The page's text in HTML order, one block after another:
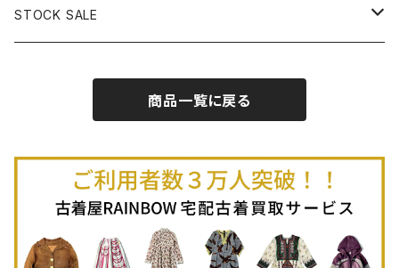
古着オーバーオール
古着半袖Ｔシャツ
古着キャミソール
古着ポロシャツ
古着長袖ポロシャツ
古着スウェット
古着ニットアウター
古着ヘビージャケット
古着羽織り
古着膝丈スカート (丈56-75cm)
古着ミニ丈スカート (丈56-75cm)
古着ロング丈パンツ
STOCK SALE
Autumn / Winter
商品一覧に戻る